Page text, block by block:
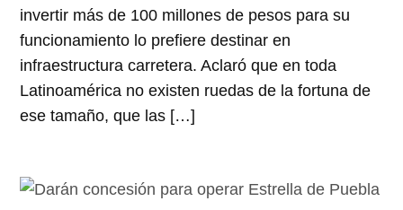
invertir más de 100 millones de pesos para su
funcionamiento lo prefiere destinar en
infraestructura carretera. Aclaró que en toda
Latinoamérica no existen ruedas de la fortuna de
ese tamaño, que las […]